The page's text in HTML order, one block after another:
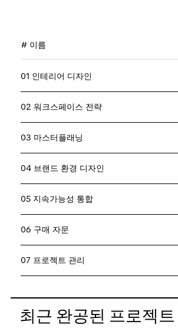
​# 이름
01 인테리어 디자인
02 워크스페이스 전략
03 마스터플래닝
04 브랜드 환경 디자인
05 지속가능성 통합
06 구매 자문
07 프로젝트 관리
최근 완공된 프로젝트